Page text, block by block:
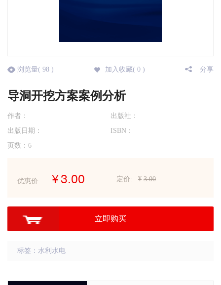
浏览量( 98 ) 加入收藏( 0 ) 分享
导洞开挖方案案例分析
作者：
出版社：
出版日期：
ISBN：
页数： 6
优惠价: ¥3.00 定价: ¥ 3.00
立即购买
标签：水利水电